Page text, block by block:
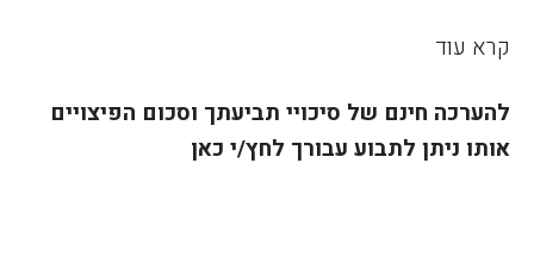
קרא עוד
להערכה חינם של סיכויי תביעתך וסכום הפיצויים
אותו ניתן לתבוע עבורך לחץ/י כאן